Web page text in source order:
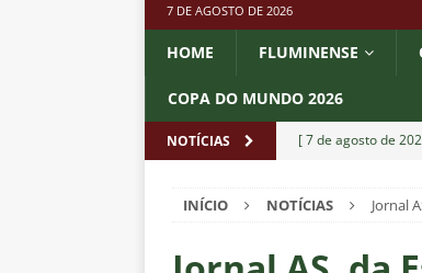
7 DE AGOSTO DE 2026
HOME FLUMINENSE
COPA DO MUNDO 2026
NOTÍCIAS [ 7 de agosto de
COLUNAS
[ 7 de agosto de
INÍCIO NOTÍCIAS Jornal